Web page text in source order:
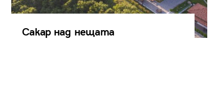
Сакар над нещата